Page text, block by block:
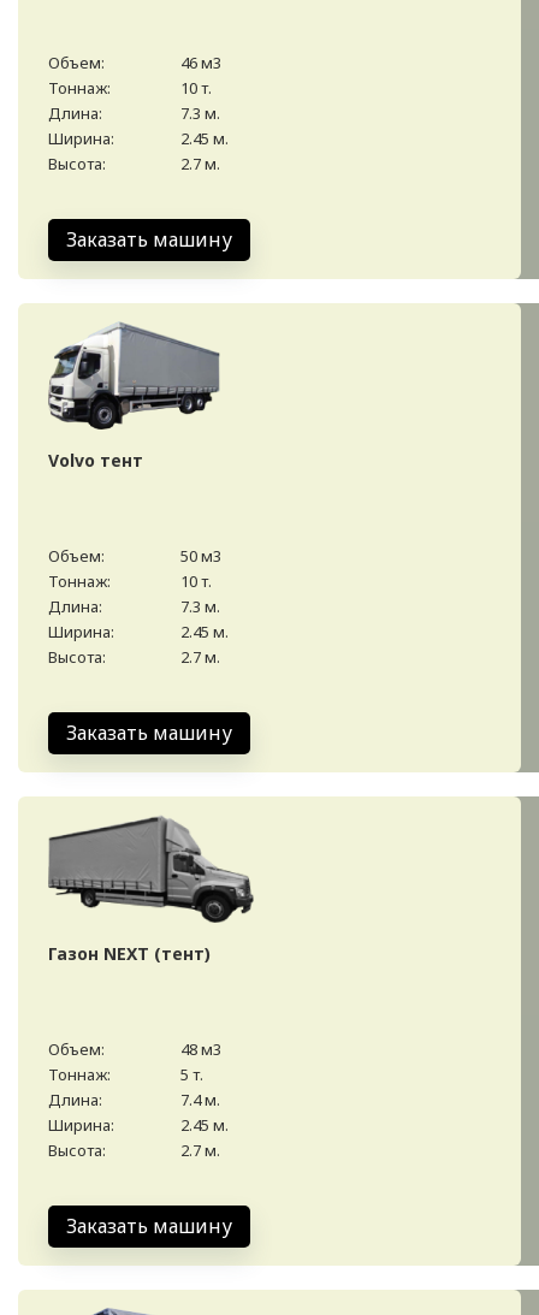
Объем:
46 м3
Тоннаж:
10 т.
Длина:
7.3 м.
Ширина:
2.45 м.
Высота:
2.7 м.
Заказать машину
Volvo тент
Объем:
50 м3
Тоннаж:
10 т.
Длина:
7.3 м.
Ширина:
2.45 м.
Высота:
2.7 м.
Заказать машину
Газон NEXT (тент)
Объем:
48 м3
Тоннаж:
5 т.
Длина:
7.4 м.
Ширина:
2.45 м.
Высота:
2.7 м.
Заказать машину